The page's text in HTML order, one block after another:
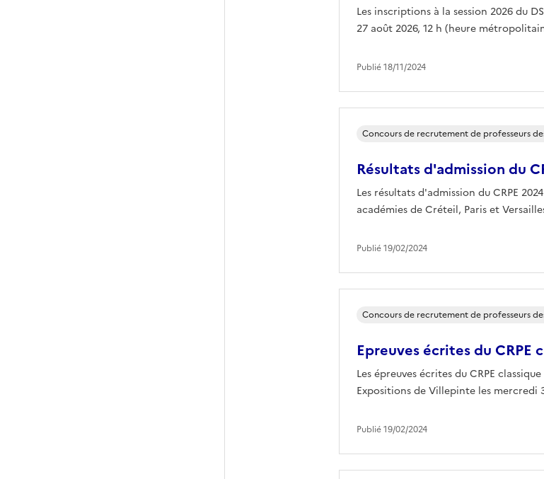
Les inscriptions à la session 2026 du
27 août 2026, 12 h (heure
Publié 18/11/2024
Résultats d'admission du
Les résultats d'admission du CRPE
académies de Créteil, Paris et
Concours de recrutement de professeurs
Publié 19/02/2024
Epreuves écrites du CRPE
Les épreuves écrites du CRPE
Expositions de Villepinte les mercredi
Concours de recrutement de professeurs
Publié 19/02/2024